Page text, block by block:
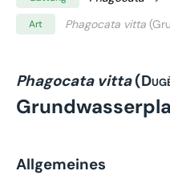
Art Phagocata vitta
Phagocata vitta
Allgemeines